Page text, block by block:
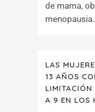
de mama,
LAS
13 AÑOS
LIMITACIÓN
A 9 EN LOS